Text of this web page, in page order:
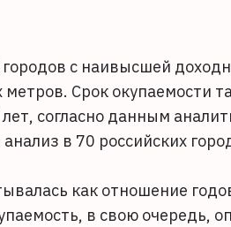
с наивысшей
Срок окупаемости
согласно данным
в 70 российских
как отношение
в свою очередь,